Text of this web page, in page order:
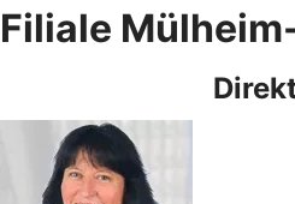
Filiale